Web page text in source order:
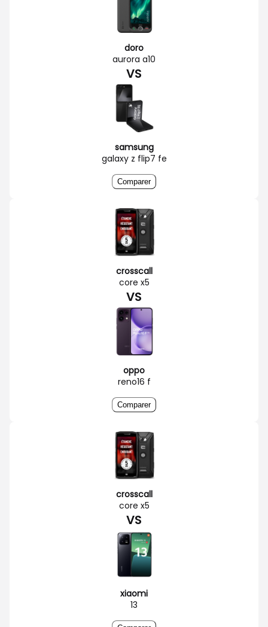
doro
aurora a10
VS
samsung
galaxy z flip7 fe
Comparer
crosscall
core x5
VS
oppo
reno16 f
Comparer
crosscall
core x5
VS
xiaomi
13